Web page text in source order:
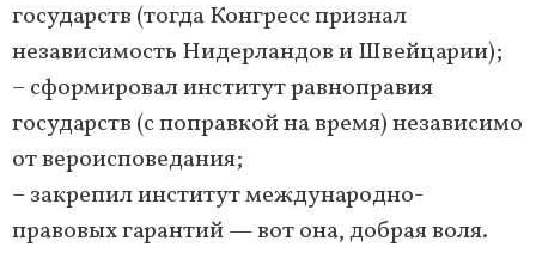
государств (тогда Конгресс признал
независимость Нидерландов и Швейцарии);
– сформировал институт равноправия
государств (с поправкой на время) независимо
от вероисповедания;
– закрепил институт международно-
правовых гарантий — вот она, добрая воля.